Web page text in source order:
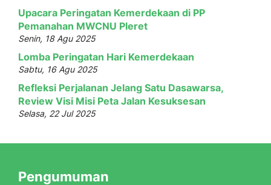
Upacara Peringatan Kemerdekaan di PP
Pemanahan MWCNU Pleret
Senin, 18 Agu 2025
Lomba Peringatan Hari Kemerdekaan
Sabtu, 16 Agu 2025
Refleksi Perjalanan Jelang Satu Dasawarsa,
Review Visi Misi Peta Jalan Kesuksesan
Selasa, 22 Jul 2025
Pengumuman